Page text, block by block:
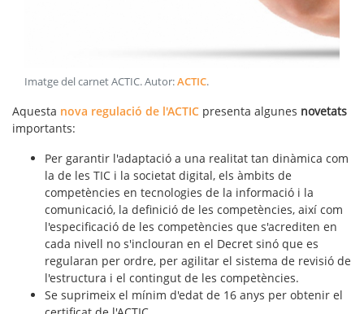
Imatge del carnet ACTIC. Autor:ACTIC.
Aquesta nova regulació de l'ACTIC presenta algunes novetats
importants:
Per garantir l'adaptació a una realitat tan dinàmica com
la de les TIC i la societat digital, els àmbits de
competències en tecnologies de la informació i la
comunicació, la definició de les competències, així com
l'especificació de les competències que s'acrediten en
cada nivell no s'inclouran en el Decret sinó que es
regularan per ordre, per agilitar el sistema de revisió de
l'estructura i el contingut de les competències.
Se suprimeix el mínim d'edat de 16 anys per obtenir el